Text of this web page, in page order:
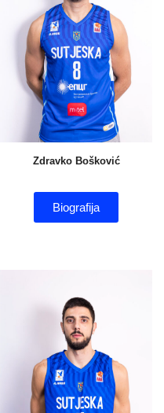
Zdravko Bošković
Biografija